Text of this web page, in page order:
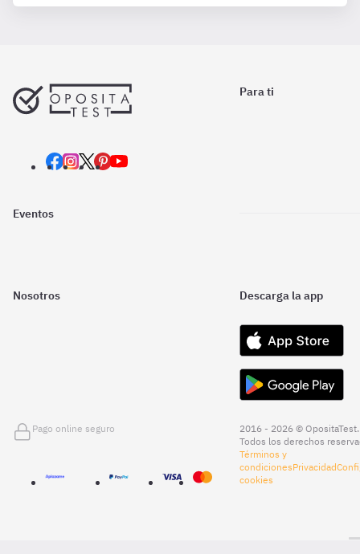
Para ti
Eventos
Nosotros Descarga la app
Pago online seguro
2016 - 2026 © OpositaTest.
Todos los derechos
Términos y
condicionesPrivacidad
cookies